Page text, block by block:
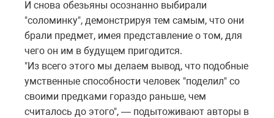
И снова обезьяны осознанно выбирали
"соломинку", демонстрируя тем самым, что они
брали предмет, имея представление о том, для
чего он им в будущем пригодится.
"Из всего этого мы делаем вывод, что подобные
умственные способности человек "поделил" со
своими предками гораздо раньше, чем
считалось до этого", — подытоживают авторы в